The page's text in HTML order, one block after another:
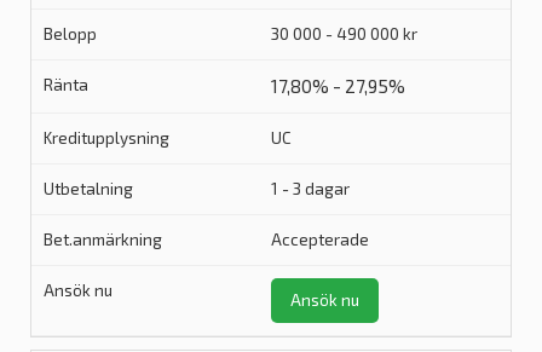
30 000 - 490 000 kr
17,80% - 27,95%
UC
1 - 3 dagar
Accepterade
Ansök nu